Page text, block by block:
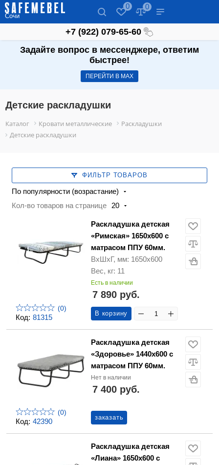
Сочи
0 0
‪+7 (922) 079-65-60‬
Задайте вопрос в мессенджере, ответим
быстрее!
ПЕРЕЙТИ В МАХ
Детские раскладушки
Каталог Кровати металлические
Раскладушки
Детские раскладушки
ФИЛЬТР ТОВАРОВ
По популярности (возрастание)
Кол-во товаров на странице
20
Код: 81315
(0)
Раскладушка детская
«Римская» 1650х600 с
матрасом ППУ 60мм.
ВхШхГ, мм: 1650х600
Вес, кг: 11
Есть в наличии
7 890 руб.
В корзину
Код: 42390
(0)
Раскладушка детская
«Здоровье» 1440х600 с
матрасом ППУ 60мм.
Нет в наличии
7 400 руб.
заказать
Раскладушка детская
«Лиана» 1650х600 с